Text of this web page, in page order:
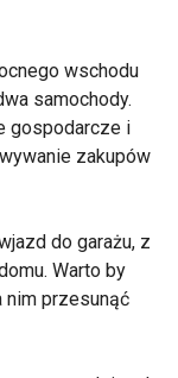
wschodu
samochody.
gospodarcze i
zakupów
do garażu, z
Warto by
nim przesunąć